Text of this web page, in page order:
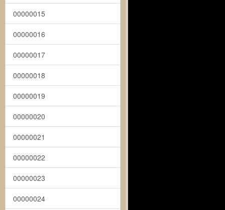
00000015
00000016
00000017
00000018
00000019
00000020
00000021
00000022
00000023
00000024